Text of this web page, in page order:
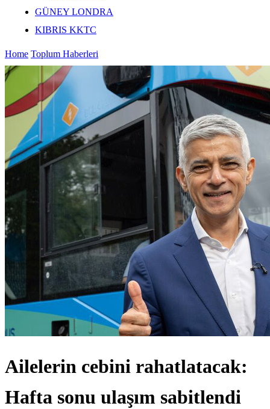
GÜNEY LONDRA
KIBRIS KKTC
Home Toplum Haberleri
Ailelerin cebini rahatlatacak:
Hafta sonu ulaşım sabitlendi